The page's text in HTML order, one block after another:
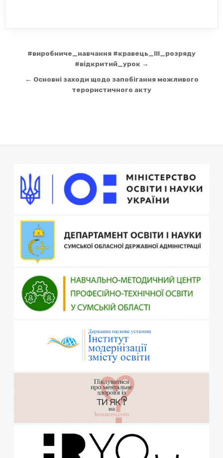
Навігація
#виробниче_навчання #кравець_ІІІ_розряду
#відкритий_урок →
← Основні заходи щодо запобігання можливого
терористичного акту